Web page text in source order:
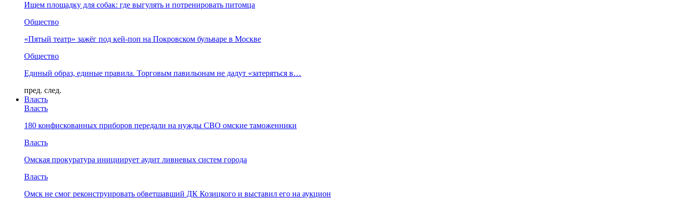
Ищем площадку для собак: где выгулять и потренировать питомца
Общество
«Пятый театр» зажёг под кей-поп на Покровском бульваре в Москве
Общество
Единый образ, единые правила. Торговым павильонам не дадут «затеряться в…
пред. след.
Власть
Власть
180 конфискованных приборов передали на нужды СВО омские таможенники
Власть
Омская прокуратура инициирует аудит ливневых систем города
Власть
Омск не смог реконструировать обветшавший ДК Козицкого и выставил его на аукцион